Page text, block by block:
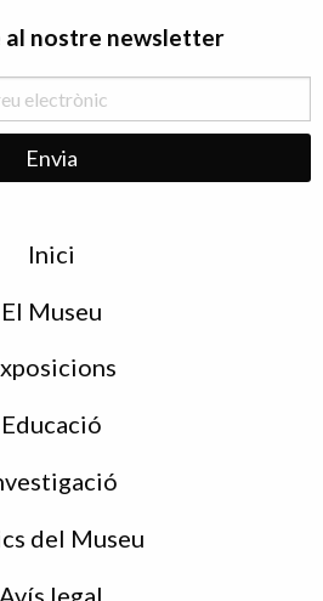
al nostre newsletter
Inici
El Museu
Educació
del Museu
Avís legal